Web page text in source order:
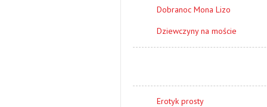
Dobranoc Mona Lizo
Dziewczyny na moście
Erotyk prosty